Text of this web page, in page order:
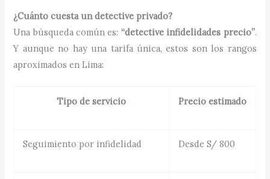
¿Cuánto cuesta un detective privado?
Una búsqueda común es: “detective infidelidades precio”.
Y aunque no hay una tarifa única, estos son los rangos
aproximados en Lima:
Tipo de servicio Precio estimado
Seguimiento por infidelidad Desde S/ 800